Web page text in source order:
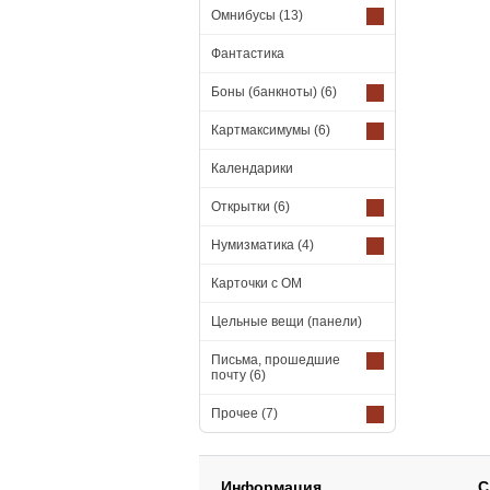
Омнибусы (13)
Фантастика
Боны (банкноты) (6)
Картмаксимумы (6)
Календарики
Открытки (6)
Нумизматика (4)
Карточки с ОМ
Цельные вещи (панели)
Письма, прошедшие
почту (6)
Прочее (7)